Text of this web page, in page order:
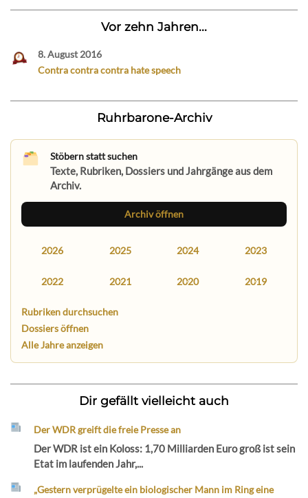
Vor zehn Jahren...
8. August 2016
Contra contra contra hate speech
Ruhrbarone-Archiv
Stöbern statt suchen
Texte, Rubriken, Dossiers und Jahrgänge aus dem
Archiv.
Archiv öffnen
2026 2025 2024 2023
2022 2021 2020 2019
Rubriken durchsuchen
Dossiers öffnen
Alle Jahre anzeigen
Dir gefällt vielleicht auch
Der WDR greift die freie Presse an
Der WDR ist ein Koloss: 1,70 Milliarden Euro groß ist sein
Etat im laufenden Jahr,...
„Gestern verprügelte ein biologischer Mann im Ring eine